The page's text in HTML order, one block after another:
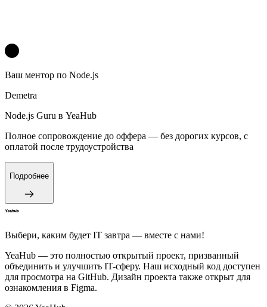
Ваш ментор по Node.js
Demetra
Node.js Guru в YeaHub
Полное сопровождение до оффера — без дорогих курсов, с
оплатой после трудоустройства
Подробнее
Выбери, каким будет IT завтра — вместе c нами!
YeaHub — это полностью открытый проект, призванный
объединить и улучшить IT-сферу. Наш исходный код доступен
для просмотра на GitHub. Дизайн проекта также открыт для
ознакомления в Figma.